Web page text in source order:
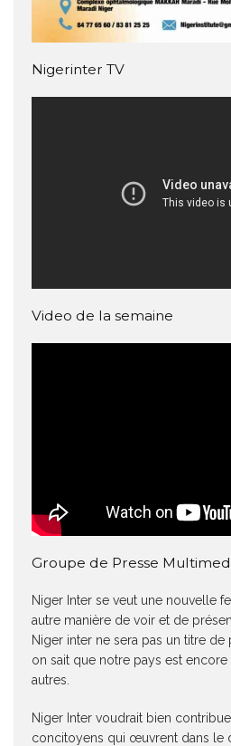
Nigerinter TV
Video de la semaine
Groupe de Presse
Niger Inter se veut une nouvelle
autre manière de voir et de
Niger inter ne sera pas un titre
on sait que notre pays est
autres.
Niger Inter voudrait bien
concitoyens qui œuvrent dans le